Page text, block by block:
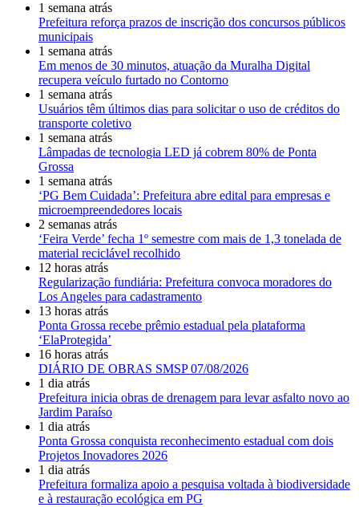
1 semana atrás
Prefeitura reforça prazos de inscrição dos concursos públicos
municipais
1 semana atrás
Em menos de 30 minutos, atuação da Muralha Digital
recupera veículo furtado no Contorno
1 semana atrás
Usuários têm últimos dias para solicitar o uso de créditos do
transporte coletivo
1 semana atrás
Lâmpadas de tecnologia LED já cobrem 80% de Ponta
Grossa
1 semana atrás
‘PG Bem Cuidada’: Prefeitura abre edital para empresas e
microempreendedores locais
2 semanas atrás
‘Feira Verde’ fecha 1º semestre com mais de 1,3 tonelada de
material reciclável recolhido
12 horas atrás
Regularização fundiária: Prefeitura convoca moradores do
Los Angeles para cadastramento
13 horas atrás
Ponta Grossa recebe prêmio estadual pela plataforma
‘ElaProtegida’
16 horas atrás
DIÁRIO DE OBRAS SMSP 07/08/2026
1 dia atrás
Prefeitura inicia obras de drenagem para levar asfalto novo ao
Jardim Paraíso
1 dia atrás
Ponta Grossa conquista reconhecimento estadual com dois
Projetos Inovadores 2026
1 dia atrás
Prefeitura formaliza apoio a pesquisa voltada à biodiversidade
e à restauração ecológica em PG